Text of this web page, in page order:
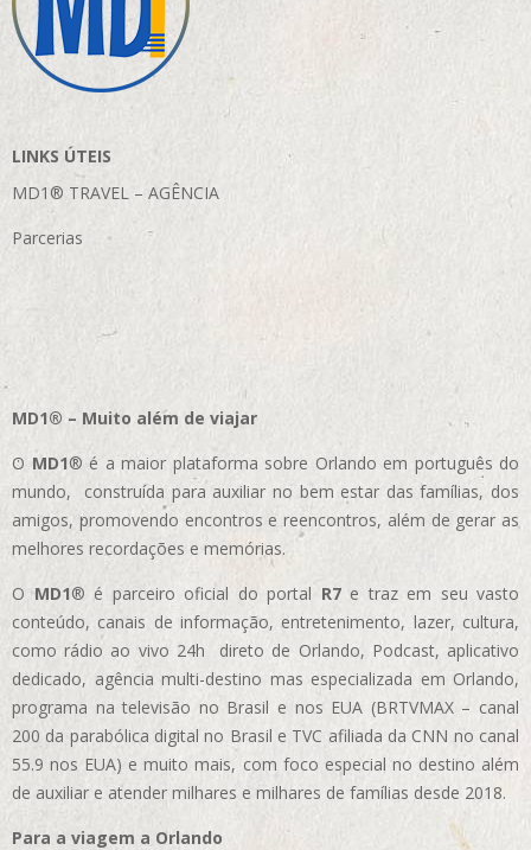
LINKS ÚTEIS
MD1® TRAVEL – AGÊNCIA
Parcerias
MD1® – Muito além de viajar
O MD1® é a maior plataforma sobre Orlando em português do
mundo, construída para auxiliar no bem estar das famílias, dos
amigos, promovendo encontros e reencontros, além de gerar as
melhores recordações e memórias.
OMD1® é parceiro oficial do portal R7e traz em seu vasto
conteúdo, canais de informação, entretenimento, lazer, cultura,
como rádio ao vivo 24h direto de Orlando, Podcast, aplicativo
dedicado, agência multi-destino mas especializada em Orlando,
programa na televisão no Brasil e nos EUA (BRTVMAX – canal
200 da parabólica digital no Brasil e TVC afiliada da CNN no canal
55.9 nos EUA) e muito mais, com foco especial no destino além
de auxiliar e atender milhares e milhares de famílias desde 2018.
Para a viagem a Orlando